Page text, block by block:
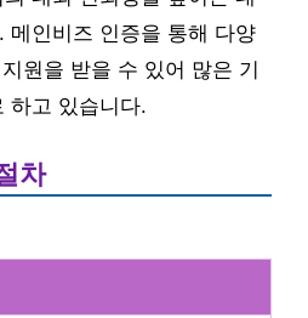
메인비즈 인증을 통해 다양
원을 받을 수 있어 많은 기
하고 있습니다.
차